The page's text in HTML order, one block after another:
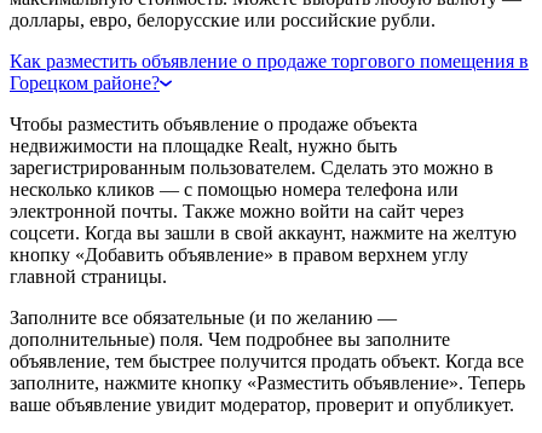
доллары, евро, белорусские или российские рубли.
Как разместить объявление о продаже торгового помещения в
Горецком районе?
Чтобы разместить объявление о продаже объекта
недвижимости на площадке Realt, нужно быть
зарегистрированным пользователем. Сделать это можно в
несколько кликов — с помощью номера телефона или
электронной почты. Также можно войти на сайт через
соцсети. Когда вы зашли в свой аккаунт, нажмите на желтую
кнопку «Добавить объявление» в правом верхнем углу
главной страницы.
Заполните все обязательные (и по желанию —
дополнительные) поля. Чем подробнее вы заполните
объявление, тем быстрее получится продать объект. Когда все
заполните, нажмите кнопку «Разместить объявление». Теперь
ваше объявление увидит модератор, проверит и опубликует.